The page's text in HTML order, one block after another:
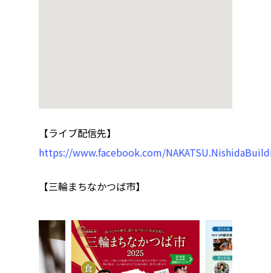
【ライブ配信先】
https://www.facebook.com/
【三輪まちなかつば市】
Archives リスト表示
Category